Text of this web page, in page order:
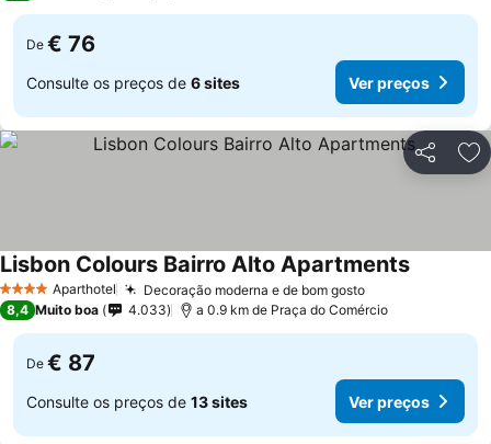
De € 76
Consulte os preços de 6 sites Ver preços
Partilhar
4 EstrelasAparthotel Decoração moderna e de bom gosto
Lisbon Colours Bairro Alto Apartments
8,4 Muito boa 4.033 a 0.9 km de Praça do Comércio
De € 87
Consulte os preços de 13 sites Ver preços